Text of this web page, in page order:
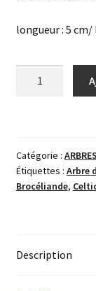
longueur : 5 cm/
Arbre
de
vie
Catégorie :
Étiquettes : Arbre
Brocéliande,
Description